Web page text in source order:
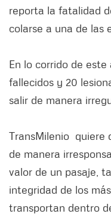
reporta la fatalidad
colarse a una de las
En lo corrido de
fallecidos y 20
salir de manera
TransMilenio quiere
de manera
valor de un pasaje,
integridad de los
transportan dentro